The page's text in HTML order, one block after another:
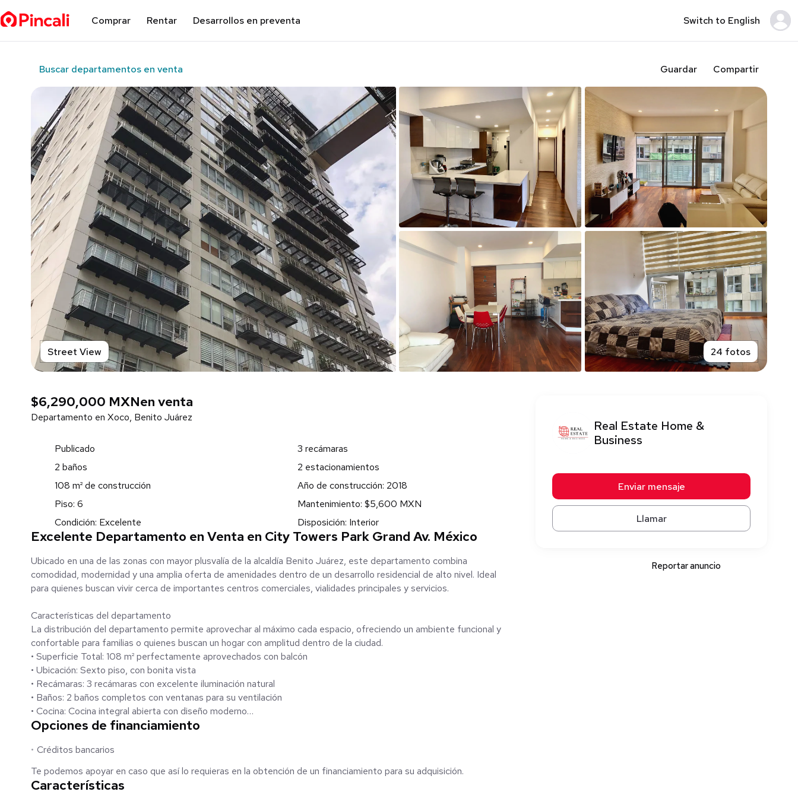
Comprar Rentar Desarrollos en preventa Switch to English
Buscar departamentos en venta Guardar Compartir
Street View 24 fotos
$6,290,000 MXNen venta
Departamento en Xoco, Benito Juárez
Publicado
3 recámaras
2 baños
2 estacionamientos
108 m² de construcción
Año de construcción: 2018
Piso: 6
Mantenimiento: $5,600 MXN
Condición: Excelente
Disposición: Interior
Excelente Departamento en Venta en City Towers Park Grand Av. México
Ubicado en una de las zonas con mayor plusvalía de la alcaldía Benito Juárez, este departamento combina
comodidad, modernidad y una amplia oferta de amenidades dentro de un desarrollo residencial de alto nivel. Ideal
para quienes buscan vivir cerca de importantes centros comerciales, vialidades principales y servicios.
Características del departamento
La distribución del departamento permite aprovechar al máximo cada espacio, ofreciendo un ambiente funcional y
confortable para familias o quienes buscan un hogar con amplitud dentro de la ciudad.
• Superficie Total: 108 m² perfectamente aprovechados con balcón
• Ubicación: Sexto piso, con bonita vista
• Recámaras: 3 recámaras con excelente iluminación natural
• Baños: 2 baños completos con ventanas para su ventilación
• Cocina: Cocina integral abierta con diseño moderno
• Área social: Amplia estancia de sala y comedor
• Área de lavado: Independiente
• Estacionamiento: 2 cajones de estacionamiento
• Bodega: Espacio adicional de almacenamiento
Opciones de financiamiento
Créditos bancarios
Te podemos apoyar en caso que así lo requieras en la obtención de un financiamiento para su adquisición.
Características
Real Estate Home &
Business
Enviar mensaje
Llamar
Reportar anuncio